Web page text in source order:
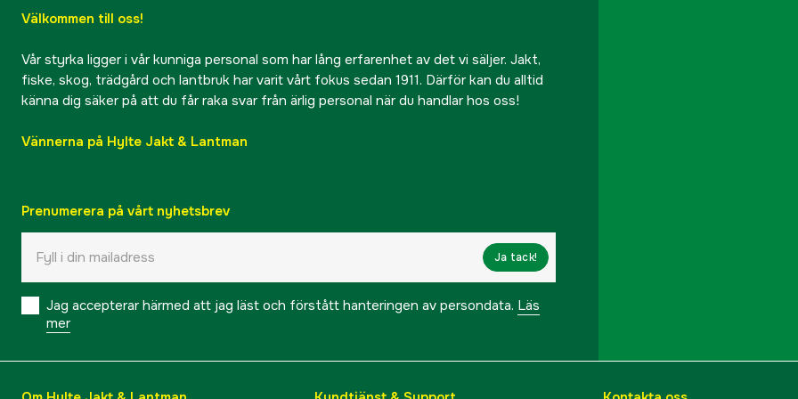
Välkommen till oss!
Vår styrka ligger i vår kunniga personal som har lång erfarenhet av det vi säljer. Jakt,
fiske, skog, trädgård och lantbruk har varit vårt fokus sedan 1911. Därför kan du alltid
känna dig säker på att du får raka svar från ärlig personal när du handlar hos oss!
Vännerna på Hylte Jakt & Lantman
Prenumerera på vårt nyhetsbrev
Ja tack!
Jag accepterar härmed att jag läst och förstått hanteringen av persondata. Läs
mer